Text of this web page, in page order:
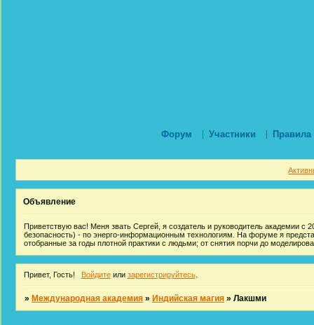
Форум Участники Правила
Объявление
Приветствую вас! Меня звать Сергей, я создатель и руководитель академии с
безопасность) - по энерго-информационным технологиям. На форуме я
отобранные за годы плотной практики с людьми; от снятия порчи до
Привет, Гость! Войдитеили зарегистрируйтесь.
»Международная академия »Индийская магия »Лакшми